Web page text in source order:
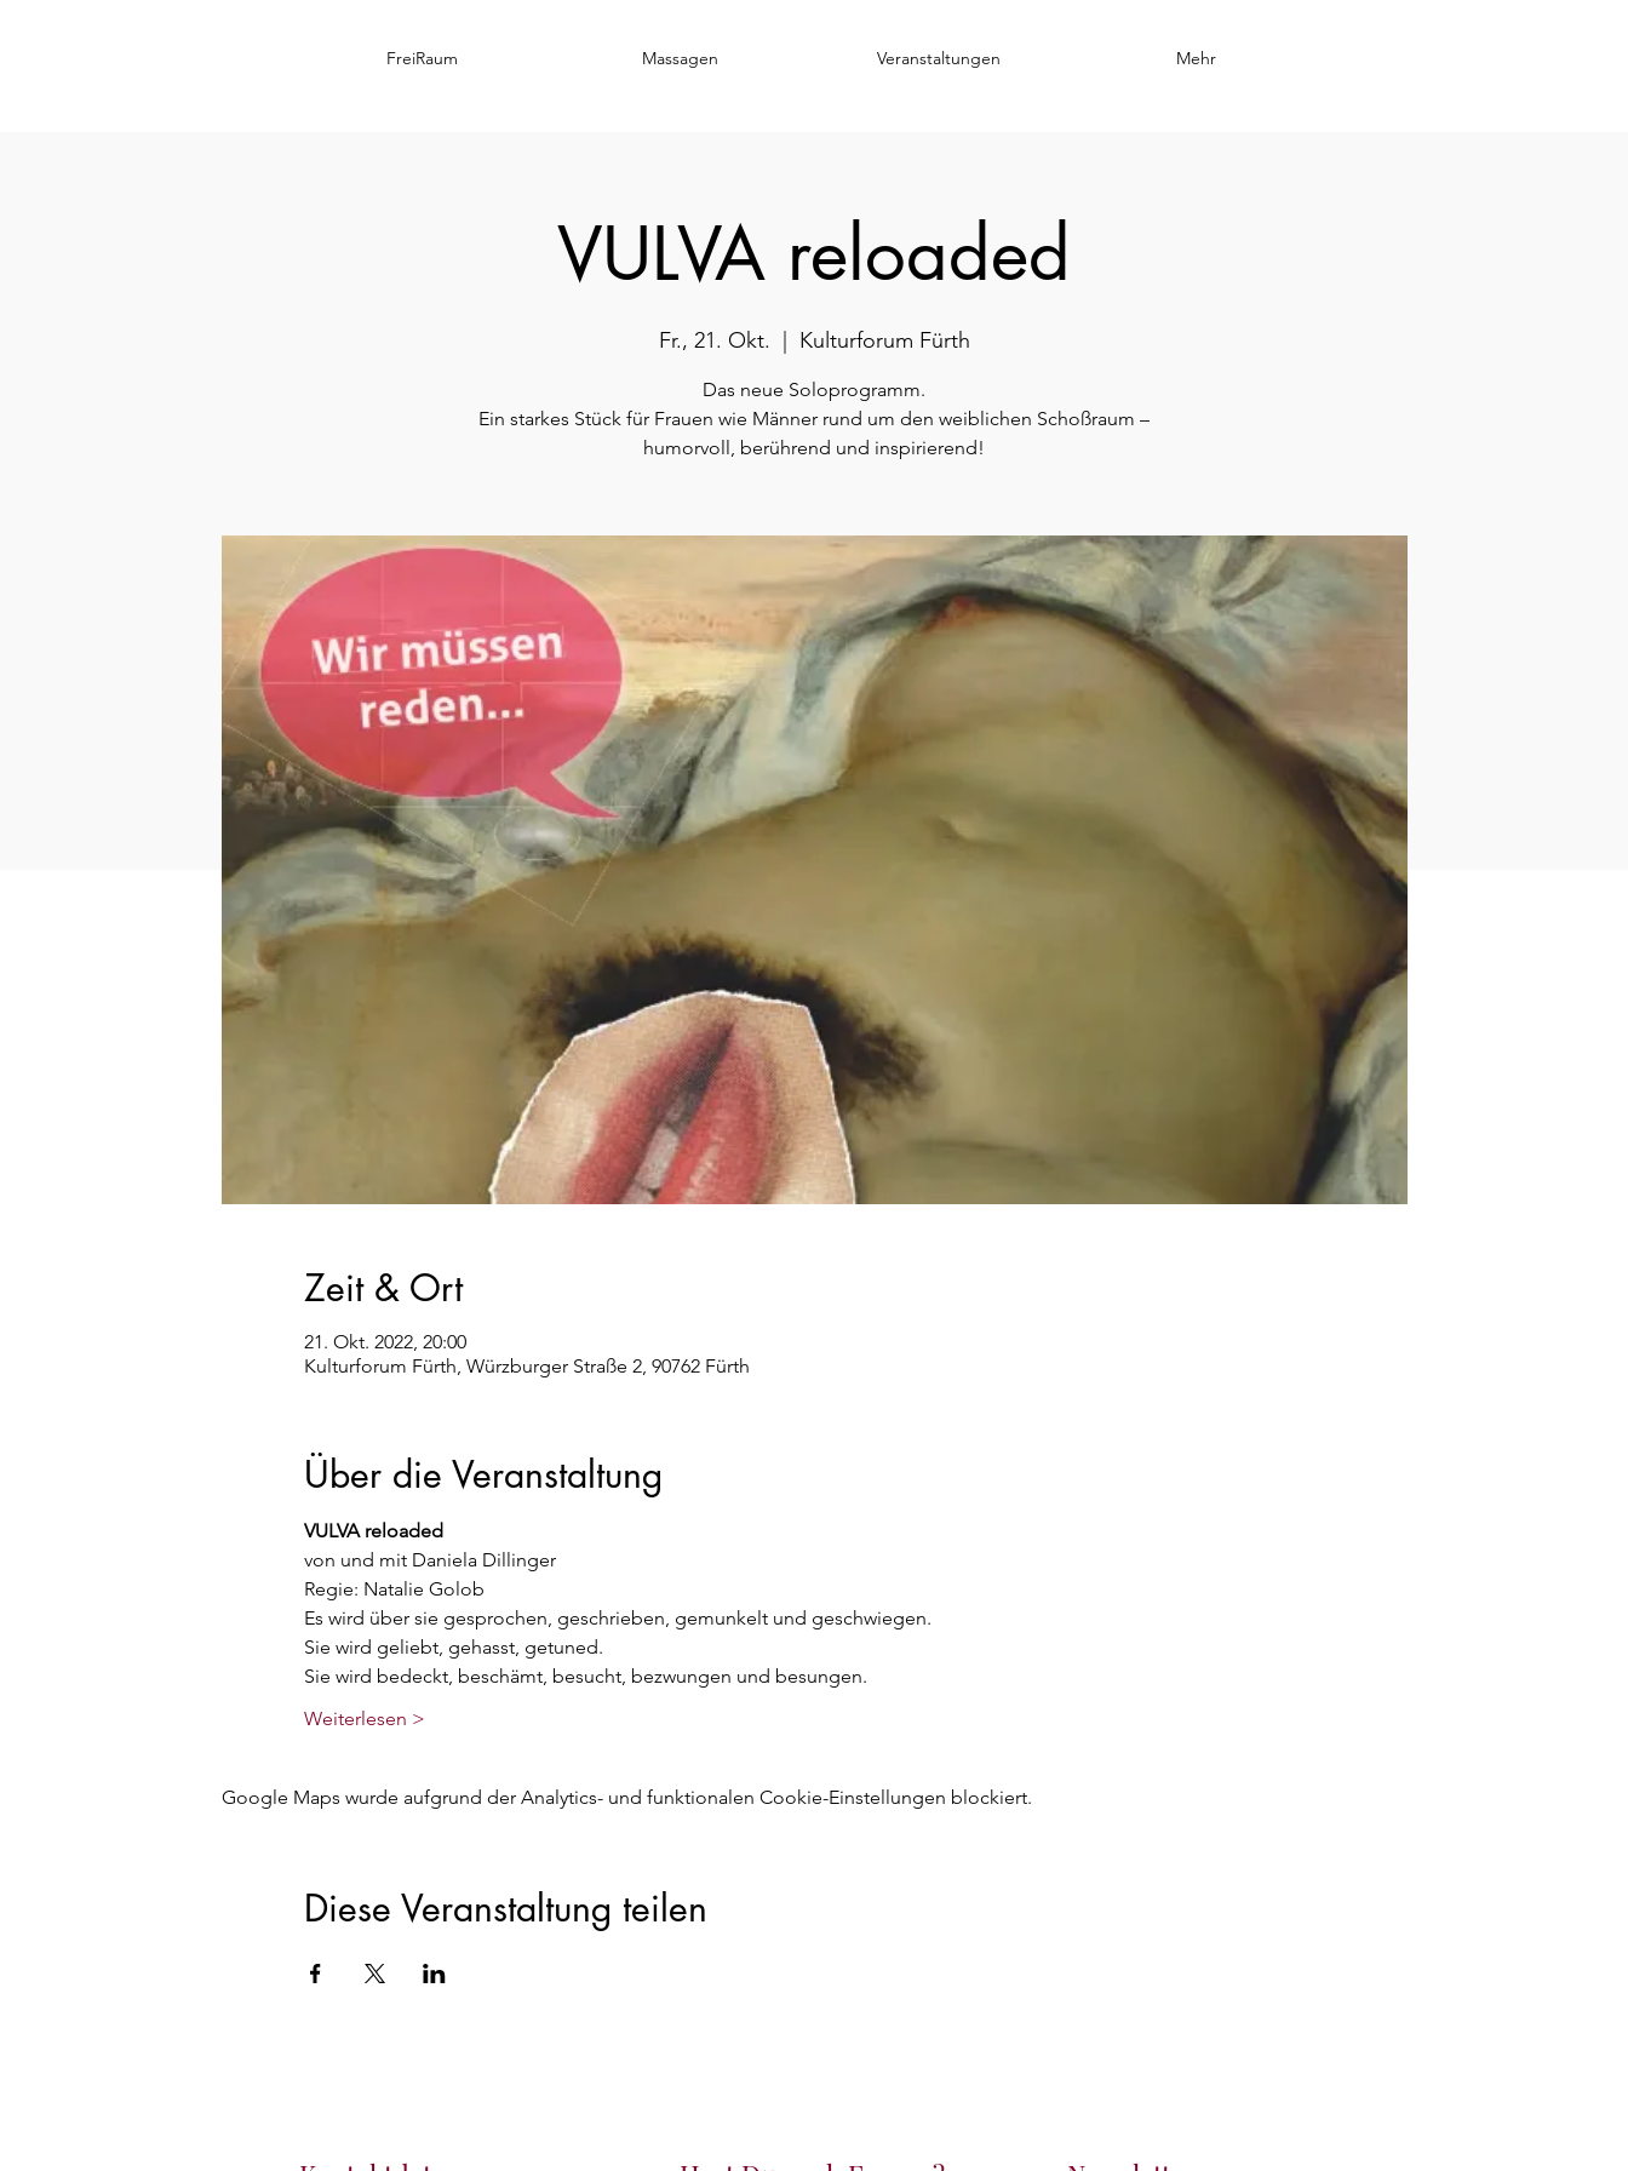
FreiRaum Massagen Veranstaltungen Mehr
VULVA reloaded
Fr., 21. Okt. Kulturforum Fürth
Das neue Soloprogramm.
Ein starkes Stück für Frauen wie Männer rund um den weiblichen Schoßraum –
humorvoll, berührend und inspirierend!
Zeit & Ort
21. Okt. 2022, 20:00
Kulturforum Fürth, Würzburger Straße 2, 90762 Fürth
Über die Veranstaltung
VULVA reloaded
von und mit Daniela Dillinger
Regie: Natalie Golob
Es wird über sie gesprochen, geschrieben, gemunkelt und geschwiegen.
Sie wird geliebt, gehasst, getuned.
Sie wird bedeckt, beschämt, besucht, bezwungen und besungen.
Weiterlesen >
Google Maps wurde aufgrund der Analytics- und funktionalen Cookie-Einstellungen blockiert.
Diese Veranstaltung teilen